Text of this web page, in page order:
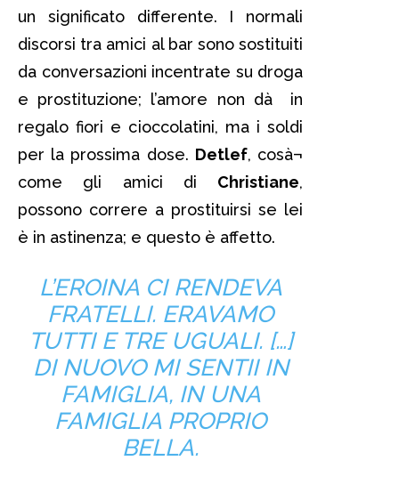
un significato differente. I normali
discorsi tra amici al bar sono sostituiti
da conversazioni incentrate su droga
e prostituzione; l’amore non dà in
regalo fiori e cioccolatini, ma i soldi
per la prossima dose. Detlef, cosà¬
come gli amici di Christiane,
possono correre a prostituirsi se lei
è in astinenza; e questo è affetto.
L’EROINA CI RENDEVA
FRATELLI. ERAVAMO
TUTTI E TRE UGUALI. […]
DI NUOVO MI SENTII IN
FAMIGLIA, IN UNA
FAMIGLIA PROPRIO
BELLA.